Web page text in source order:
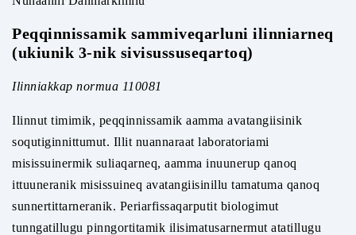
Peqqinnissamik sammiveqarluni ilinniarneq
(ukiunik 3-nik sivisussuseqartoq)
Ilinniakkap normua 110081
Ilinnut timimik, peqqinnissamik aamma avatangiisinik
soqutiginnittumut. Illit nuannaraat laboratoriami
misissuinermik suliaqarneq, aamma inuunerup qanoq
ittuuneranik misissuineq avatangiisinillu tamatuma qanoq
sunnertittarneranik. Periarfissaqarputit biologimut
tunngatillugu pinngortitamik ilisimatusarnermut atatillugu